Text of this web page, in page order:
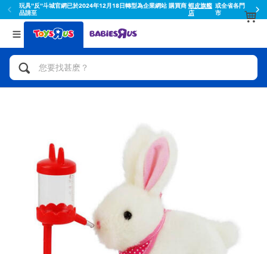
玩具"反"斗城官網已於2024年12月18日轉型為企業網站 購買商
品請至
蝦皮旗艦
店
或全省各門
市
返回
分類目錄
人氣英雄,角色扮演,射擊玩具
拼砌組合及樂高LEGO
玩具車,貨車,火車及遙控系列
手工藝,文具,蠟筆,泥膠,畫板
娃娃, 芭比,收藏公仔
返回
品牌
Toy Story玩具總動員
Fuggler
Miniso名創優品
playpop